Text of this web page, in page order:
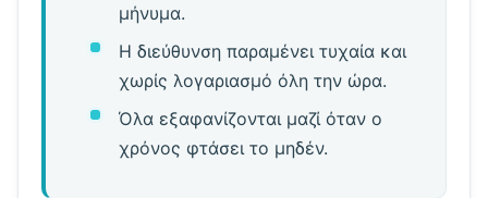
μήνυμα.
Η διεύθυνση παραμένει τυχαία και
χωρίς λογαριασμό όλη την ώρα.
Όλα εξαφανίζονται μαζί όταν ο
χρόνος φτάσει το μηδέν.